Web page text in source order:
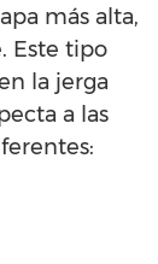
más alta,
Este tipo
la jerga
a las